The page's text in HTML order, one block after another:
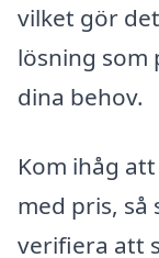
vilket gör
lösning som
dina behov.
Kom ihåg
med pris, så
verifiera att